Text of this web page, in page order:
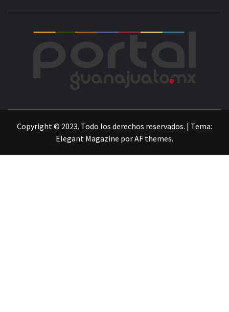
Copyright © 2023. Todo los derechos reservados. | Tema:
Elegant Magazine porAF themes.